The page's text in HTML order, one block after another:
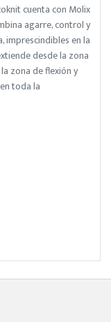
cuenta con Molix
agarre, control y
imprescindibles en la
desde la zona
zona de flexión y
toda la